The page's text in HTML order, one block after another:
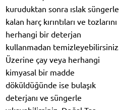
kuruduktan sonra ıslak süngerle
kalan harç kırıntıları ve tozlarını
herhangi bir deterjan
kullanmadan temizleyebilirsiniz.
Üzerine çay veya herhangi
kimyasal bir madde
döküldüğünde ise bulaşık
deterjanı ve süngerle